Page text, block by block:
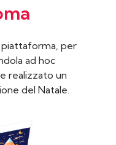
per
ad hoc
realizzato un
del Natale.